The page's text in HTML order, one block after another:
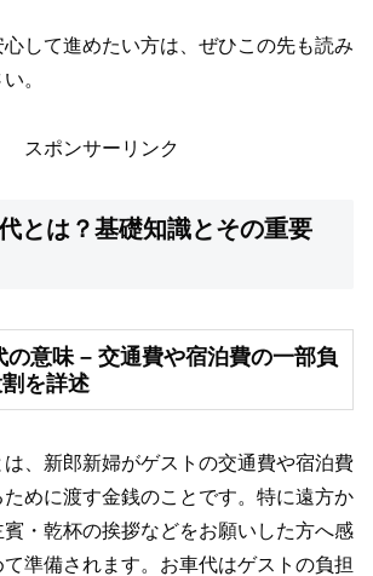
して進めたい方は、ぜひこの先も読み
。
スポンサーリンク
とは？基礎知識とその重要
の意味 – 交通費や宿泊費の一部負
を詳述
、新郎新婦がゲストの交通費や宿泊費
めに渡す金銭のことです。特に遠方か
・乾杯の挨拶などをお願いした方へ感
準備されます。お車代はゲストの負担